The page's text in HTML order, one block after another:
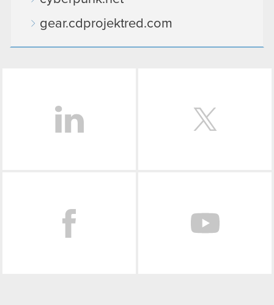
gear.cdprojektred.com